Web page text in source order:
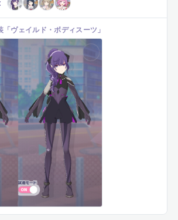
「ヴェイルド・ボディスーツ 」